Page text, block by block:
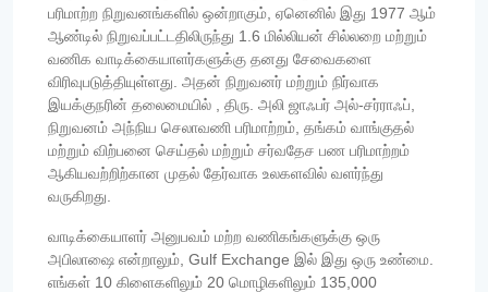
பரிமாற்ற நிறுவனங்களில் ஒன்றாகும், ஏனெனில் இது 1977 ஆம்
ஆண்டில் நிறுவப்பட்டதிலிருந்து 1.6 மில்லியன் சில்லறை மற்றும்
வணிக வாடிக்கையாளர்களுக்கு தனது சேவைகளை
விரிவுபடுத்தியுள்ளது. அதன் நிறுவனர் மற்றும் நிர்வாக
இயக்குநரின் தலைமையில் , திரு. அலி ஜாஃபர் அல்-சர்ராஃப்,
நிறுவனம் அந்நிய செலாவணி பரிமாற்றம், தங்கம் வாங்குதல்
மற்றும் விற்பனை செய்தல் மற்றும் சர்வதேச பண பரிமாற்றம்
ஆகியவற்றிற்கான முதல் தேர்வாக உலகளவில் வளர்ந்து
வருகிறது.
வாடிக்கையாளர் அனுபவம் மற்ற வணிகங்களுக்கு ஒரு
அபிலாஷை என்றாலும், Gulf Exchange இல் இது ஒரு உண்மை.
எங்கள் 10 கிளைகளிலும் 20 மொழிகளிலும் 135,000